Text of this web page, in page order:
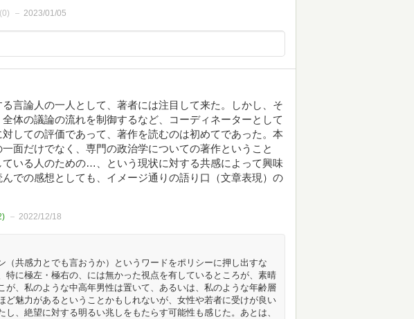
0) 2023/01/05
言論人の一人として、著者には注目して来た。しかし、そ
体の議論の流れを制御するなど、コーディネーターとして
しての評価であって、著作を読むのは初めてであった。本
面だけでなく、専門の政治学についての著作ということ
ている人のための…、という現状に対する共感によって興味
での感想としても、イメージ通りの語り口（文章表現）の
) 2022/12/18
（共感力とでも言おうか）というワードをポリシーに押し出すな
特に極左・極右の、には無かった視点を有しているところが、素晴
が、私のような中高年男性は置いて、あるいは、私のような年齢層
ど魅力があるということかもしれないが、女性や若者に受けが良い
し、絶望に対する明るい兆しをもたらす可能性も感じた。あとは、